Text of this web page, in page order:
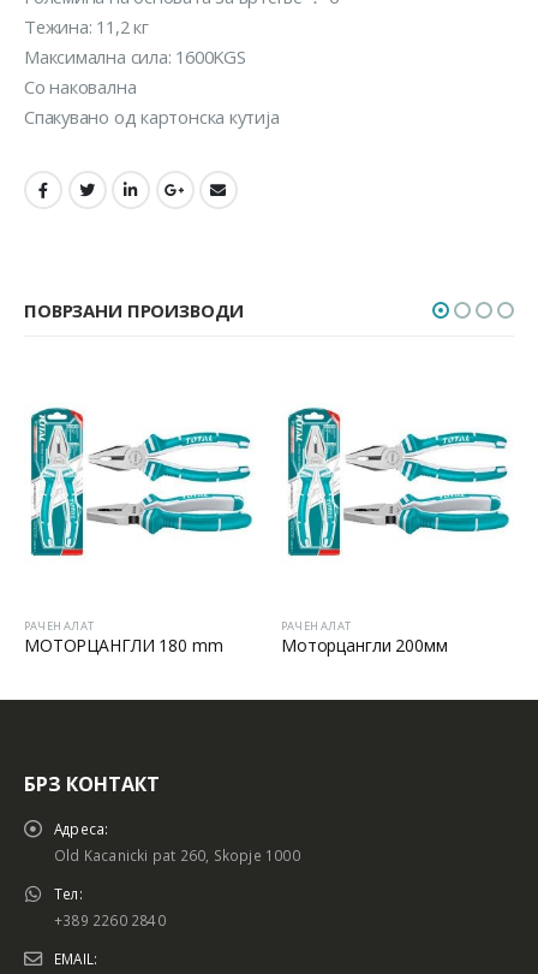
Тежина: 11,2 кг
Максимална сила: 1600KGS
Со наковална
Спакувано од картонска кутија
ПОВРЗАНИ ПРОИЗВОДИ
РАЧЕН АЛАТ
МОТОРЦАНГЛИ 180 mm
РАЧЕН АЛАТ
Моторцангли 200мм
БРЗ КОНТАКТ
Адреса:
Old Kacanicki pat 260, Skopje 1000
Тел:
+389 2260 2840
EMAIL: